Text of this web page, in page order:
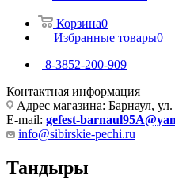
Корзина0
Избранные товары0
8-3852-200-909
Контактная информация
Адрес магазина: Барнаул,
E-mail: gefest-
info@sibirskie-pechi.ru
Тандыры